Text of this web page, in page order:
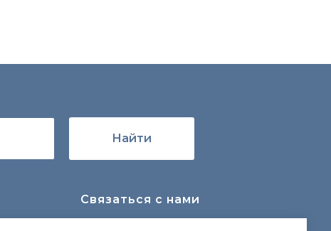
Найти
Связаться с нами